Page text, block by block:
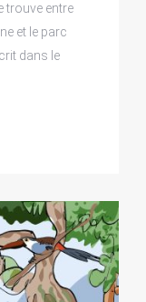
trouve entre
et le parc
dans le